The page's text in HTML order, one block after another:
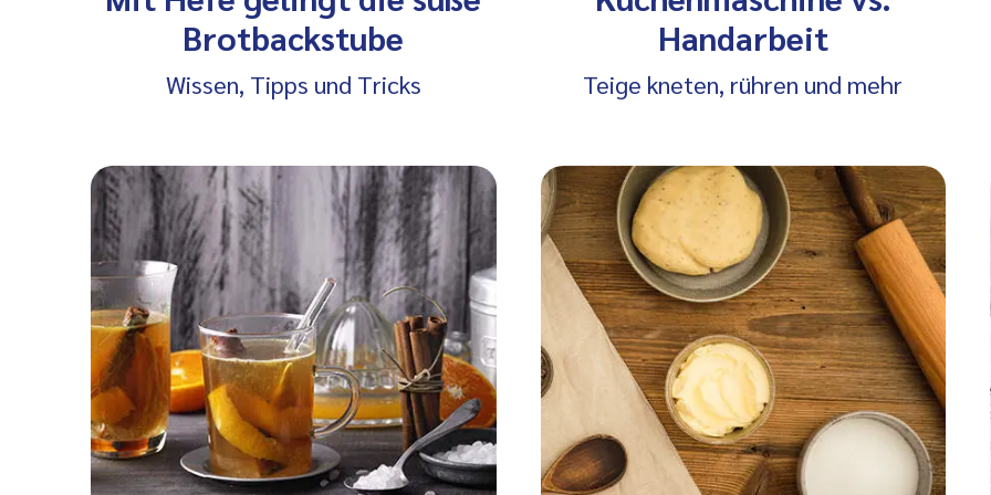
Brotbackstube
Wissen, Tipps und Tricks
Handarbeit
Teige kneten, rühren und mehr